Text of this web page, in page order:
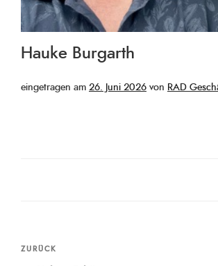
Hauke Burgarth
eingetragen am Veröffentlicht
26. Juni 2026 von RAD
Beitragsnavigation
Vorheriger
ZURÜCK